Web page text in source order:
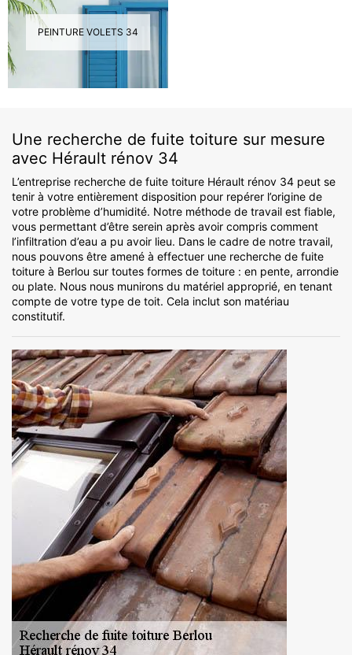
PEINTURE VOLETS 34
Une recherche de fuite toiture sur mesure
avec Hérault rénov 34
L’entreprise recherche de fuite toiture Hérault rénov 34 peut se
tenir à votre entièrement disposition pour repérer l’origine de
votre problème d’humidité. Notre méthode de travail est fiable,
vous permettant d’être serein après avoir compris comment
l’infiltration d’eau a pu avoir lieu. Dans le cadre de notre travail,
nous pouvons être amené à effectuer une recherche de fuite
toiture à Berlou sur toutes formes de toiture : en pente, arrondie
ou plate. Nous nous munirons du matériel approprié, en tenant
compte de votre type de toit. Cela inclut son matériau
constitutif.